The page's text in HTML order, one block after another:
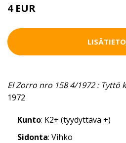
4 EUR
El Zorro nro 158 4/1972 : Tyttö
1972
Kunto: K2+ (tyydyttävä +)
Sidonta: Vihko